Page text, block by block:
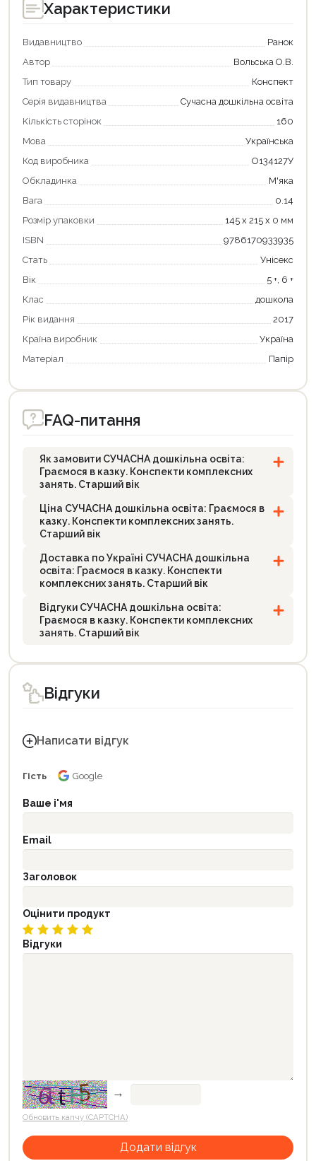
Характеристики
Видавництво
Ранок
Автор
Вольська О.В.
Тип товару
Конспект
Серія видавництва
Сучасна дошкільна освіта
Кількість сторінок
160
Мова
Українська
Код виробника
О134127У
Обкладинка
М'яка
Вага
0.14
Розмір упаковки
145 х 215 х 0 мм
ISBN
9786170933935
Стать
Унісекс
Вік
5 +, 6 +
Клас
дошкола
Рік видання
2017
Країна виробник
Україна
Матеріал
Папір
FAQ-питання
Як замовити СУЧАСНА дошкільна освіта:
Граємося в казку. Конспекти комплексних
занять. Старший вік
Ціна СУЧАСНА дошкільна освіта: Граємося в
казку. Конспекти комплексних занять.
Старший вік
Доставка по Україні СУЧАСНА дошкільна
освіта: Граємося в казку. Конспекти
комплексних занять. Старший вік
Відгуки СУЧАСНА дошкільна освіта:
Граємося в казку. Конспекти комплексних
занять. Старший вік
Відгуки
Написати відгук
Гість Google
Ваше і'мя
Email
Заголовок
Оцінити продукт
Відгуки
→
Обновить капчу (CAPTCHA)
Оформити замовлення